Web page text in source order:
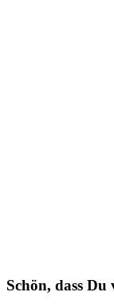
Schön, dass Du